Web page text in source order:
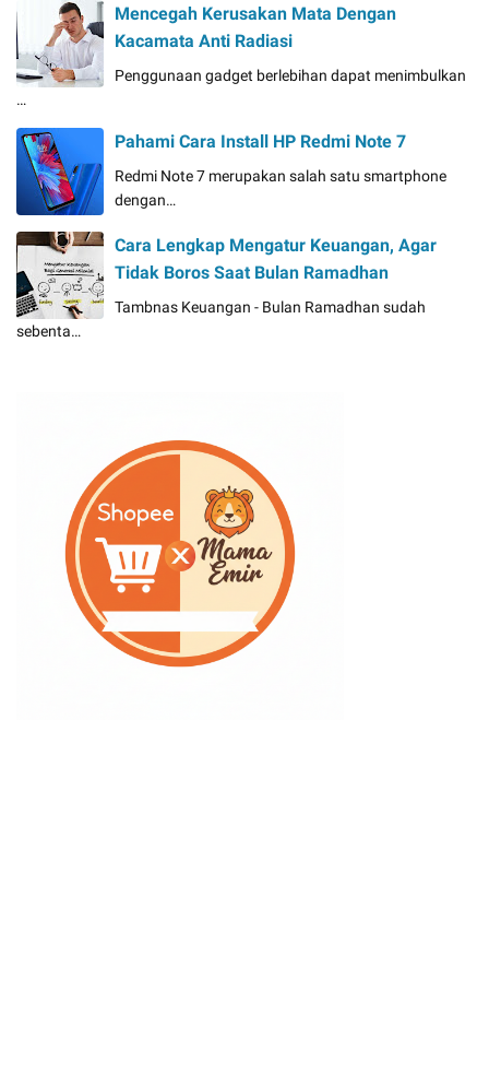
Mencegah Kerusakan Mata Dengan
Kacamata Anti Radiasi
Penggunaan gadget berlebihan dapat menimbulkan
…
Pahami Cara Install HP Redmi Note 7
Redmi Note 7 merupakan salah satu smartphone
dengan…
Cara Lengkap Mengatur Keuangan, Agar
Tidak Boros Saat Bulan Ramadhan
Tambnas Keuangan - Bulan Ramadhan sudah
sebenta…